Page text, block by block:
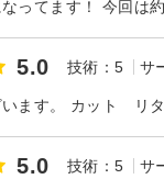
5.0 技術：5 サ
5.0 技術：5 サ